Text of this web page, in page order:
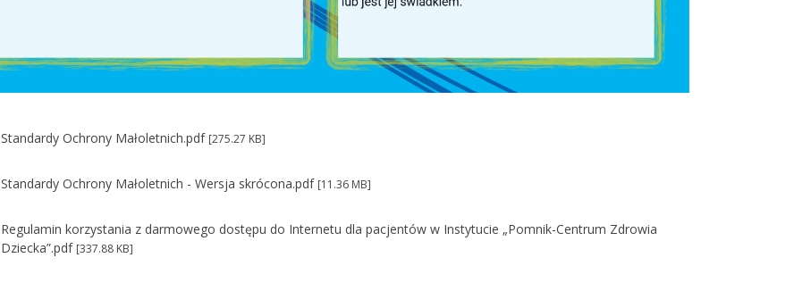
Standardy Ochrony Małoletnich.pdf [275.27 KB]
Standardy Ochrony Małoletnich - Wersja skrócona.pdf [11.36 MB]
Regulamin korzystania z darmowego dostępu do Internetu dla pacjentów w Instytucie „Pomnik-Centrum Zdrowia
Dziecka”.pdf [337.88 KB]